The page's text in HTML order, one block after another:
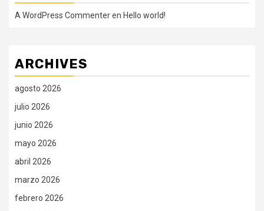
A WordPress Commenteren Hello world!
ARCHIVES
agosto 2026
julio 2026
junio 2026
mayo 2026
abril 2026
marzo 2026
febrero 2026